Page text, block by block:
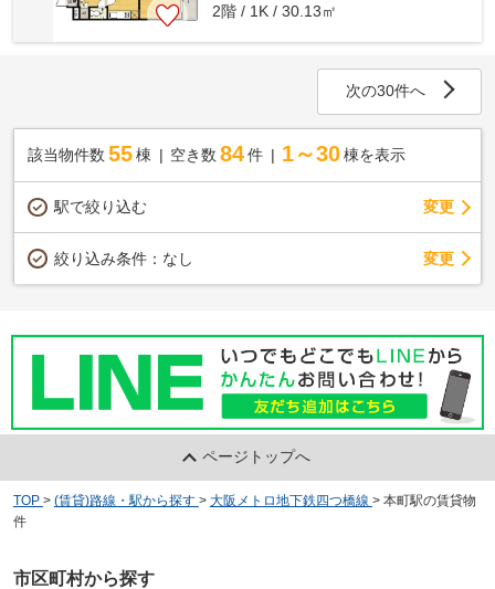
2階 / 1K / 30.13㎡
次の30件へ
該当物件数 55棟 空き数 84 件 1～30 棟を表示
駅で絞り込む 変更
絞り込み条件： なし 変更
ページトップへ
TOP > (賃貸)路線・駅から探す > 大阪メトロ地下鉄四つ橋線 > 本町駅の賃貸物
件
市区町村から探す